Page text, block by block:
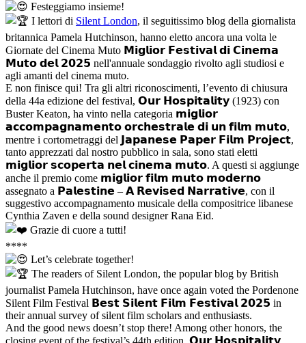
Festeggiamo insieme!
I lettori di Silent London, il seguitissimo blog della giornalista
britannica Pamela Hutchinson, hanno eletto ancora una volta le
Giornate del Cinema Muto 𝗠𝗶𝗴𝗹𝗶𝗼𝗿 𝗙𝗲𝘀𝘁𝗶𝘃𝗮𝗹 𝗱𝗶 𝗖𝗶𝗻𝗲𝗺𝗮
𝗠𝘂𝘁𝗼 𝗱𝗲𝗹 𝟮𝟬𝟮𝟱 nell'annuale sondaggio rivolto agli studiosi e
agli amanti del cinema muto.
E non finisce qui! Tra gli altri riconoscimenti, l’evento di chiusura
della 44a edizione del festival, 𝗢𝘂𝗿 𝗛𝗼𝘀𝗽𝗶𝘁𝗮𝗹𝗶𝘁𝘆 (1923) con
Buster Keaton, ha vinto nella categoria 𝗺𝗶𝗴𝗹𝗶𝗼𝗿
𝗮𝗰𝗰𝗼𝗺𝗽𝗮𝗴𝗻𝗮𝗺𝗲𝗻𝘁𝗼 𝗼𝗿𝗰𝗵𝗲𝘀𝘁𝗿𝗮𝗹𝗲 𝗱𝗶 𝘂𝗻 𝗳𝗶𝗹𝗺 𝗺𝘂𝘁𝗼,
mentre i cortometraggi del 𝗝𝗮𝗽𝗮𝗻𝗲𝘀𝗲 𝗣𝗮𝗽𝗲𝗿 𝗙𝗶𝗹𝗺 𝗣𝗿𝗼𝗷𝗲𝗰𝘁,
tanto apprezzati dal nostro pubblico in sala, sono stati eletti
𝗺𝗶𝗴𝗹𝗶𝗼𝗿 𝘀𝗰𝗼𝗽𝗲𝗿𝘁𝗮 𝗻𝗲𝗹 𝗰𝗶𝗻𝗲𝗺𝗮 𝗺𝘂𝘁𝗼. A questi si aggiunge
anche il premio come 𝗺𝗶𝗴𝗹𝗶𝗼𝗿 𝗳𝗶𝗹𝗺 𝗺𝘂𝘁𝗼 𝗺𝗼𝗱𝗲𝗿𝗻𝗼
assegnato a 𝗣𝗮𝗹𝗲𝘀𝘁𝗶𝗻𝗲 – 𝗔 𝗥𝗲𝘃𝗶𝘀𝗲𝗱 𝗡𝗮𝗿𝗿𝗮𝘁𝗶𝘃𝗲, con il
suggestivo accompagnamento musicale della compositrice libanese
Cynthia Zaven e della sound designer Rana Eid.
Grazie di cuore a tutti!
****
Let’s celebrate together!
The readers of Silent London, the popular blog by British
journalist Pamela Hutchinson, have once again voted the Pordenone
Silent Film Festival 𝗕𝗲𝘀𝘁 𝗦𝗶𝗹𝗲𝗻𝘁 𝗙𝗶𝗹𝗺 𝗙𝗲𝘀𝘁𝗶𝘃𝗮𝗹 𝟮𝟬𝟮𝟱 in
their annual survey of silent film scholars and enthusiasts.
And the good news doesn’t stop there! Among other honors, the